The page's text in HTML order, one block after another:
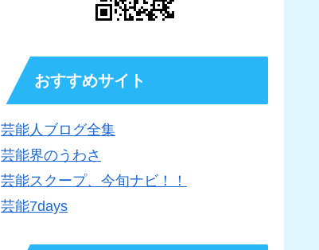
おすすめサイト
芸能人ブログ全集
芸能界のうわさ
芸能スクープ、今旬ナビ！！
芸能7days